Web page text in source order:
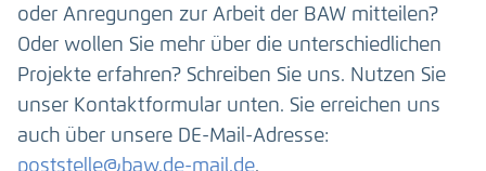
oder Anregungen zur Arbeit der BAW mitteilen?
Oder wollen Sie mehr über die unterschiedlichen
Projekte erfahren? Schreiben Sie uns. Nutzen Sie
unser Kontaktformular unten. Sie erreichen uns
auch über unsere DE-Mail-Adresse:
poststelle@baw.de-mail.de.